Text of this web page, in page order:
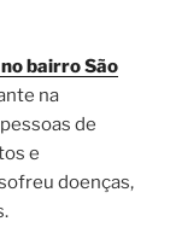
no bairro São
na
de
e
doenças,